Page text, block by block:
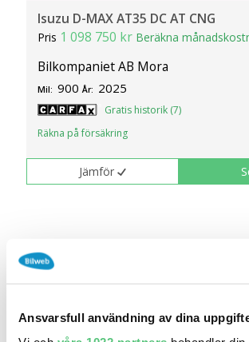
Ansvarsfull användning av dina
Isuzu D-MAX AT35 DC AT CNG
Pris 1 098 750 kr Beräkna
Bilkompaniet AB Mora
Mil: 900 År: 2025
Gratis historik (7)
Räkna på försäkring
Jämför